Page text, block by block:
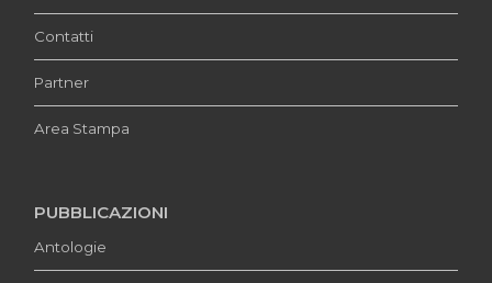
Contatti
Partner
Area Stampa
PUBBLICAZIONI
Antologie